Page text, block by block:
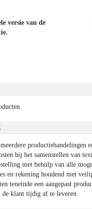
versie van de
productiehandelingen
bij het samenstellen van
met behulp van alle
en rekening houdend met
teneinde een aangepast
de klant tijdig af te leveren.